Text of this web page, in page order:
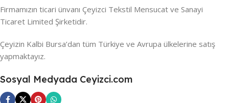
Firmamızın ticari ünvanı Çeyizci Tekstil Mensucat ve Sanayi
Ticaret Limited Şirketidir.
Çeyizin Kalbi Bursa’dan tüm Türkiye ve Avrupa ülkelerine satış
yapmaktayız.
Sosyal Medyada Ceyizci.com